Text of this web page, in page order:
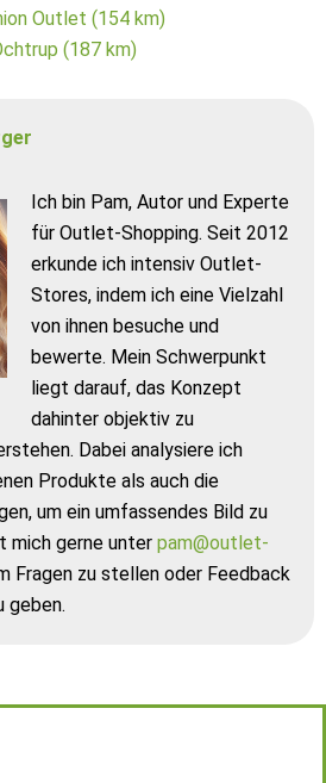
Outlet (154 km)
(187 km)
Ich bin Pam, Autor und Experte
für Outlet-Shopping. Seit 2012
erkunde ich intensiv Outlet-
Stores, indem ich eine Vielzahl
von ihnen besuche und
bewerte. Mein Schwerpunkt
liegt darauf, das Konzept
dahinter objektiv zu
Dabei analysiere ich
Produkte als auch die
um ein umfassendes Bild zu
mich gerne unter pam@outlet-
Fragen zu stellen oder Feedback
geben.